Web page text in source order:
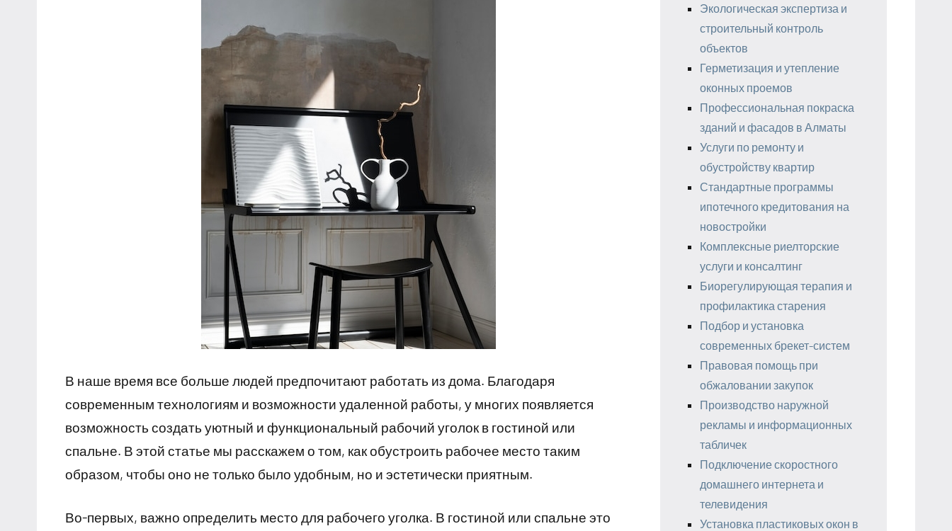
В наше время все больше людей предпочитают работать из дома. Благодаря
современным технологиям и возможности удаленной работы, у многих появляется
возможность создать уютный и функциональный рабочий уголок в гостиной или
спальне. В этой статье мы расскажем о том, как обустроить рабочее место таким
образом, чтобы оно не только было удобным, но и эстетически приятным.
Во-первых, важно определить место для рабочего уголка. В гостиной или спальне это
Экологическая экспертиза и
строительный контроль
объектов
Герметизация и утепление
оконных проемов
Профессиональная покраска
зданий и фасадов в Алматы
Услуги по ремонту и
обустройству квартир
Стандартные программы
ипотечного кредитования на
новостройки
Комплексные риелторские
услуги и консалтинг
Биорегулирующая терапия и
профилактика старения
Подбор и установка
современных брекет-систем
Правовая помощь при
обжаловании закупок
Производство наружной
рекламы и информационных
табличек
Подключение скоростного
домашнего интернета и
телевидения
Установка пластиковых окон в